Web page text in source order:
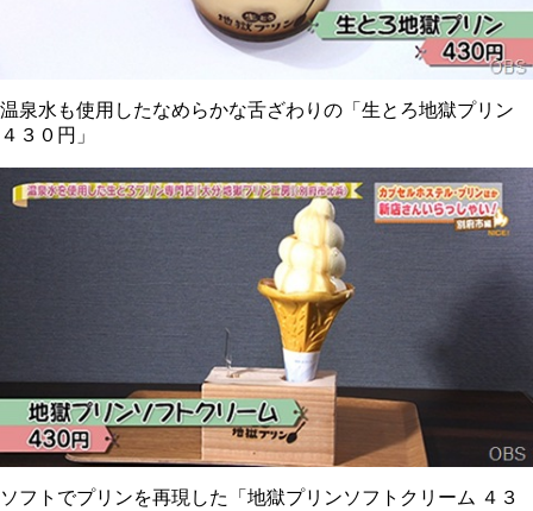
温泉水も使用したなめらかな舌ざわりの「生とろ地獄プリン
４３０円」
ソフトでプリンを再現した「地獄プリンソフトクリーム ４３